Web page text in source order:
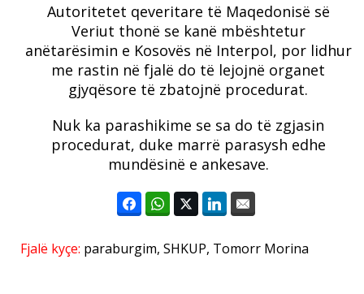
Autoritetet qeveritare të Maqedonisë së
Veriut thonë se kanë mbështetur
anëtarësimin e Kosovës në Interpol, por lidhur
me rastin në fjalë do të lejojnë organet
gjyqësore të zbatojnë procedurat.
Nuk ka parashikime se sa do të zgjasin
procedurat, duke marrë parasysh edhe
mundësinë e ankesave.
Fjalë kyçe: paraburgim, SHKUP, Tomorr Morina